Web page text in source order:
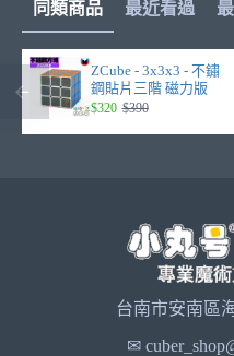
同類商品 最近看過
ZCube - 3x3x3 - 不鏽
鋼貼片三階 磁力版
$320 $390
台南市安南區
✉